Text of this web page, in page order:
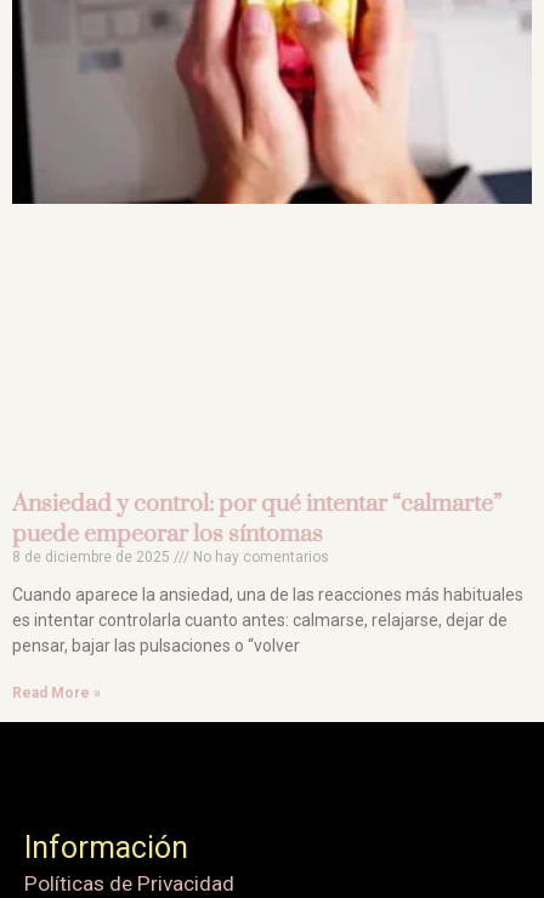
Ansiedad y control: por qué intentar “calmarte”
puede empeorar los síntomas
8 de diciembre de 2025 No hay comentarios
Cuando aparece la ansiedad, una de las reacciones más habituales
es intentar controlarla cuanto antes: calmarse, relajarse, dejar de
pensar, bajar las pulsaciones o “volver
Read More »
Información
Políticas de Privacidad